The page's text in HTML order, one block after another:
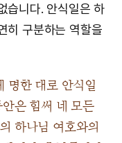
습니다. 안식일은 하
히 구분하는 역할을
명한 대로 안식일
은 힘써 네 모든
하나님 여호와의